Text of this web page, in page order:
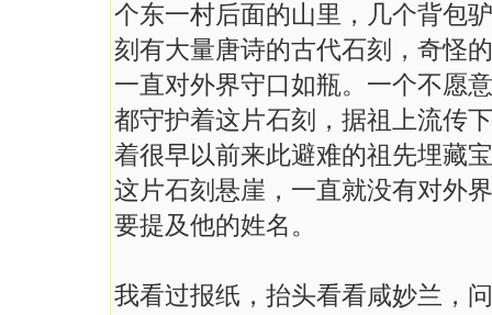
个东一村后面的山里，几个背包
刻有大量唐诗的古代石刻，奇怪
一直对外界守口如瓶。一个不愿
都守护着这片石刻，据祖上流传
着很早以前来此避难的祖先埋藏
这片石刻悬崖，一直就没有对外
要提及他的姓名。
我看过报纸，抬头看看咸妙兰，